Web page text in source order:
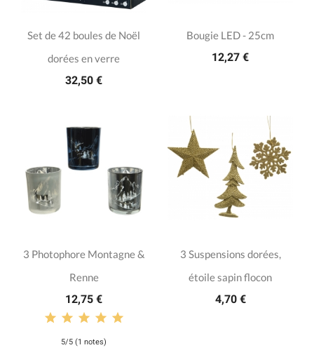
Set de 42 boules de Noël
dorées en verre
32,50 €
Bougie LED - 25cm
12,27 €
3 Photophore Montagne &
Renne
12,75 €
5/5 (1 notes)
3 Suspensions dorées,
étoile sapin flocon
4,70 €